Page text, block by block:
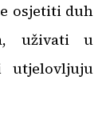
osjetiti duh
uživati u
utjelovljuju